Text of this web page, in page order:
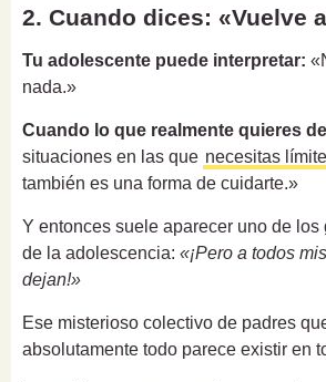
2. Cuando dices: «Vuelve
Tu adolescente puede interpretar:
nada.»
Cuando lo que realmente quieres
situaciones en las que necesitas
también es una forma de cuidarte.»
Y entonces suele aparecer uno de los
de la adolescencia: «¡Pero a todos
dejan!»
Ese misterioso colectivo de padres
absolutamente todo parece existir en